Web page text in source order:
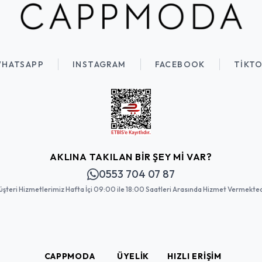
INSTAGRAM FACEBOOK
AKLINA TAKILAN BİR ŞEY Mİ VAR?
0553 704 07 87
Hizmetlerimiz Hafta İçi 09:00 ile 18:00 Saatleri Arasında Hizmet
CAPPMODA ÜYELIK HIZLI ERIŞIM